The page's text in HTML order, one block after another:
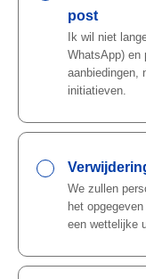
post
Ik wil niet
WhatsApp) en
aanbiedingen,
initiatieven.
We zullen
het
een wettelijke